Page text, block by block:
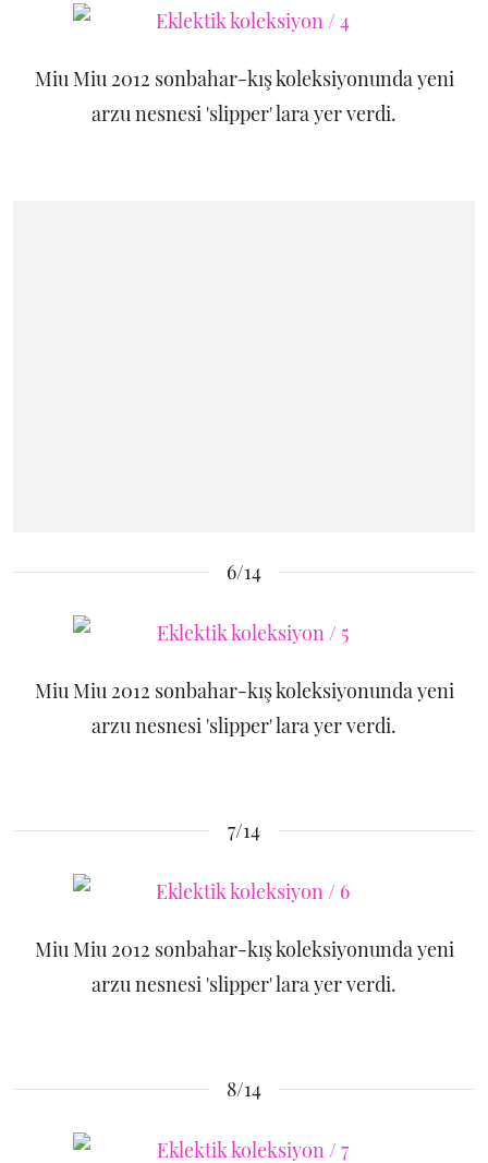
Miu Miu 2012 sonbahar-kış koleksiyonunda yeni
arzu nesnesi 'slipper' lara yer verdi.
6/14
Miu Miu 2012 sonbahar-kış koleksiyonunda yeni
arzu nesnesi 'slipper' lara yer verdi.
7/14
Miu Miu 2012 sonbahar-kış koleksiyonunda yeni
arzu nesnesi 'slipper' lara yer verdi.
8/14